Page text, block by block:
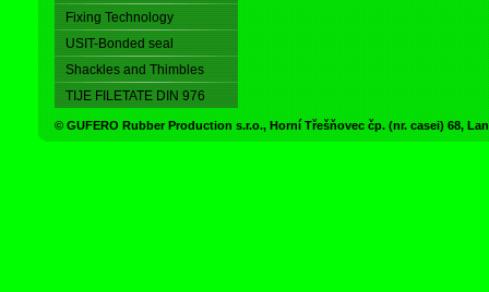
Fixing Technology
USIT-Bonded seal
Shackles and Thimbles
TIJE FILETATE DIN 976
© GUFERO Rubber Production s.r.o., Horní Třešňovec čp. (nr. casei) 68,